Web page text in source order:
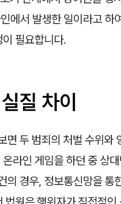
에서 발생한 일이라고 하
필요합니다.
질 차이
면 두 범죄의 처벌 수위와
라인 게임을 하던 중 상
의 경우, 정보통신망을 통